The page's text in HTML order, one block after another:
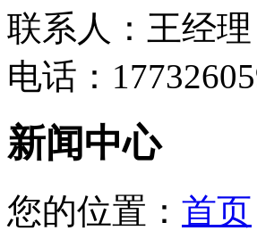
联系人：王经理
电话：
新闻中心
您的位置： 首页